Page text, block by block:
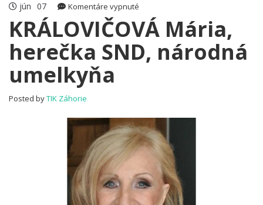
jún 07 Komentáre vypnuté
KRÁLOVIČOVÁ
Mária,
herečka
SND,
KRÁLOVIČOVÁ Mária,
herečka SND, národná
umelkyňa
Posted byTIK Záhorie